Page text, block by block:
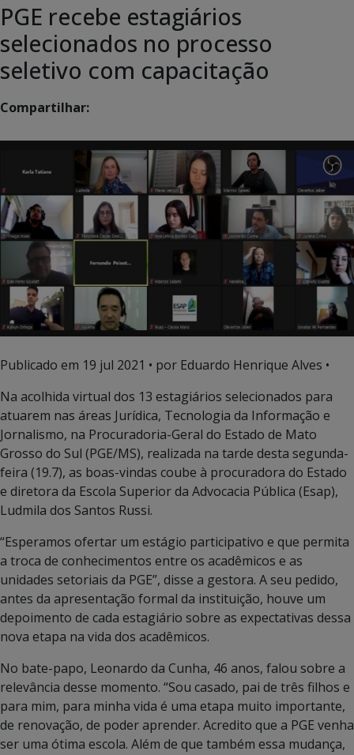
PGE recebe estagiários
selecionados no processo
seletivo com capacitação
Compartilhar:
Publicado em 19 jul 2021 • por Eduardo Henrique Alves •
Na acolhida virtual dos 13 estagiários selecionados para
atuarem nas áreas Jurídica, Tecnologia da Informação e
Jornalismo, na Procuradoria-Geral do Estado de Mato
Grosso do Sul (PGE/MS), realizada na tarde desta segunda-
feira (19.7), as boas-vindas coube à procuradora do Estado
e diretora da Escola Superior da Advocacia Pública (Esap),
Ludmila dos Santos Russi.
“Esperamos ofertar um estágio participativo e que permita
a troca de conhecimentos entre os acadêmicos e as
unidades setoriais da PGE”, disse a gestora. A seu pedido,
antes da apresentação formal da instituição, houve um
depoimento de cada estagiário sobre as expectativas dessa
nova etapa na vida dos acadêmicos.
No bate-papo, Leonardo da Cunha, 46 anos, falou sobre a
relevância desse momento. “Sou casado, pai de três filhos e
para mim, para minha vida é uma etapa muito importante,
de renovação, de poder aprender. Acredito que a PGE venha
ser uma ótima escola. Além de que também essa mudança,